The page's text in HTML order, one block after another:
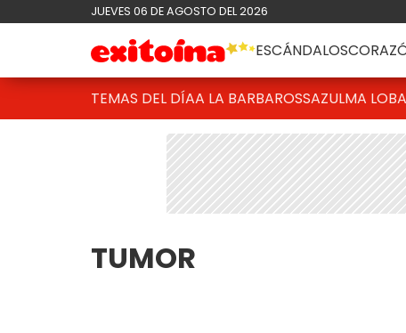
JUEVES 06 DE AGOSTO DEL 2026
ESCÁNDALOS
TEMAS DEL DÍAA LA BARBAROSSAZULMA
TUMOR